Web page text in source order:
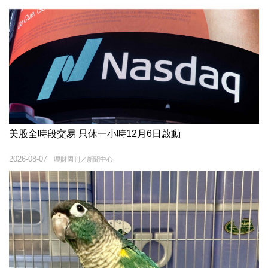
美股全時段交易 只休一小時12月6日啟動
理財周刊／新聞中心
2026-08-07